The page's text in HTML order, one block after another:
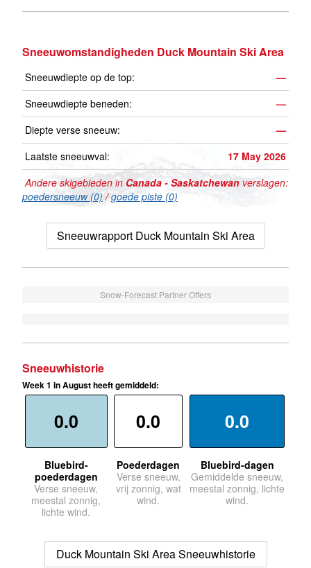
Sneeuwomstandigheden Duck Mountain Ski Area
Sneeuwdiepte op de top:
—
Sneeuwdiepte beneden:
—
Diepte verse sneeuw:
—
Laatste sneeuwval:
17 May 2026
Andere skigebieden in Canada - Saskatchewan verslagen:
poedersneeuw (0)/goede piste (0)
Sneeuwrapport Duck Mountain Ski Area
Snow-Forecast Partner Offers
Sneeuwhistorie
Week 1 in August heeft gemiddeld:
0.0
Bluebird-
poederdagen
Verse sneeuw,
meestal zonnig,
lichte wind.
0.0
Poederdagen
Verse sneeuw,
vrij zonnig, wat
wind.
0.0
Bluebird-dagen
Gemiddelde sneeuw,
meestal zonnig, lichte
wind.
Duck Mountain Ski Area Sneeuwhistorie